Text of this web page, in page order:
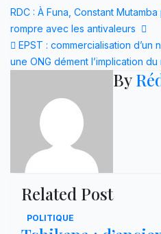
Navigation
de
l’article
RDC : À Funa, Constant
rompre avec les antivaleurs
EPST : commercialisation d’un
une ONG dément l’implication du
By
Related Post
POLITIQUE